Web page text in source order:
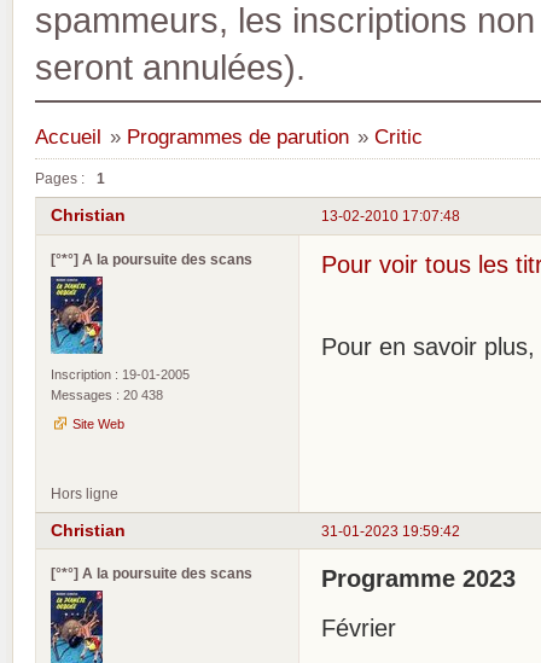
spammeurs, les inscriptions
seront annulées).
Accueil » Programmes de parution » Critic
Pages : 1
13-02-2010 17:07:48
Christian
[°*°] A la poursuite des scans
Inscription : 19-01-2005
Messages : 20 438
Site Web
Pour voir tous les
Pour en savoir
Hors ligne
31-01-2023 19:59:42
Christian
[°*°] A la poursuite des scans
Programme 2023
Février